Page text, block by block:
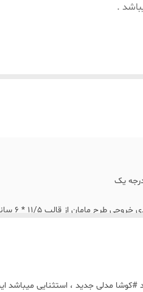
.
یک
مدل مامان و بابا ارتفاع 11/5 سانتی بسته 2 عددی با